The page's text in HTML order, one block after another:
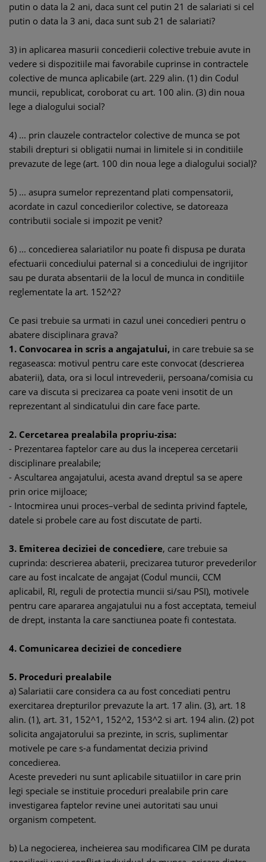
putin o data la 2 ani, daca sunt cel putin 21 de salariati si cel
putin o data la 3 ani, daca sunt sub 21 de salariati?
3) in aplicarea masurii concedierii colective trebuie avute in
vedere si dispozitiile mai favorabile cuprinse in contractele
colective de munca aplicabile (art. 229 alin. (1) din Codul
muncii, republicat, coroborat cu art. 100 alin. (3) din noua
lege a dialogului social?
4) ... prin clauzele contractelor colective de munca se pot
stabili drepturi si obligatii numai in limitele si in conditiile
prevazute de lege (art. 100 din noua lege a dialogului social)?
5) ... asupra sumelor reprezentand plati compensatorii,
acordate in cazul concedierilor colective, se datoreaza
contributii sociale si impozit pe venit?
6) ... concedierea salariatilor nu poate fi dispusa pe durata
efectuarii concediului paternal si a concediului de ingrijitor
sau pe durata absentarii de la locul de munca in conditiile
reglementate la art. 152^2?
Ce pasi trebuie sa urmati in cazul unei concedieri pentru o
abatere disciplinara grava?
1. Convocarea in scris a angajatului, in care trebuie sa se
regaseasca: motivul pentru care este convocat (descrierea
abaterii), data, ora si locul intrevederii, persoana/comisia cu
care va discuta si precizarea ca poate veni insotit de un
reprezentant al sindicatului din care face parte.
2. Cercetarea prealabila propriu-zisa:
- Prezentarea faptelor care au dus la inceperea cercetarii
disciplinare prealabile;
- Ascultarea angajatului, acesta avand dreptul sa se apere
prin orice mijloace;
- Intocmirea unui proces–verbal de sedinta privind faptele,
datele si probele care au fost discutate de parti.
3. Emiterea deciziei de concediere, care trebuie sa
cuprinda: descrierea abaterii, precizarea tuturor prevederilor
care au fost incalcate de angajat (Codul muncii, CCM
aplicabil, RI, reguli de protectia muncii si/sau PSI), motivele
pentru care apararea angajatului nu a fost acceptata, temeiul
de drept, instanta la care sanctiunea poate fi contestata.
4. Comunicarea deciziei de concediere
5. Proceduri prealabile
a) Salariatii care considera ca au fost concediati pentru
exercitarea drepturilor prevazute la art. 17 alin. (3), art. 18
alin. (1), art. 31, 152^1, 152^2, 153^2 si art. 194 alin. (2) pot
solicita angajatorului sa prezinte, in scris, suplimentar
motivele pe care s-a fundamentat decizia privind
concedierea.
Aceste prevederi nu sunt aplicabile situatiilor in care prin
legi speciale se instituie proceduri prealabile prin care
investigarea faptelor revine unei autoritati sau unui
organism competent.
b) La negocierea, incheierea sau modificarea CIM pe durata